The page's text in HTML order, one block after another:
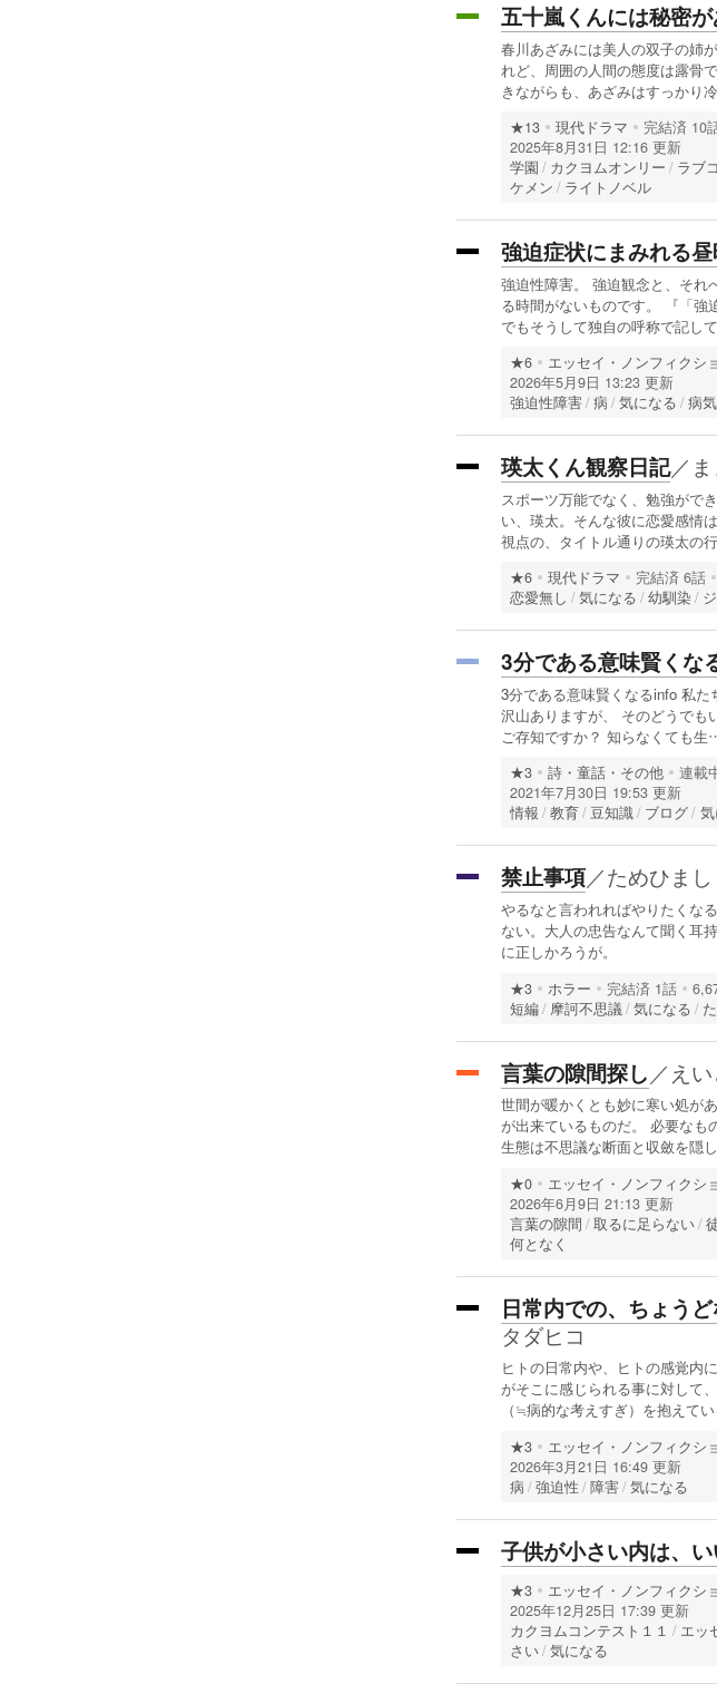
五十嵐くんには秘密が
春川あざみには美人の双子の姉
れど、周囲の人間の態度は露骨
きながらも、あざみはすっかり
★13 現代ドラマ 完結済 10
2025年8月31日 12:16 更新
学園
カクヨムオンリー ラブ
ケメン
ライトノベル
強迫症状にまみれる
強迫性障害。 強迫観念と、それ
る時間がないものです。 『「強
でもそうして独自の呼称で記し
★6 エッセイ・ノンフィクシ
2026年5月9日 13:23 更新
強迫性障害 病 気になる 病気
瑛太くん観察日記／
スポーツ万能でなく、勉強がで
い、瑛太。そんな彼に恋愛感情
視点の、タイトル通りの瑛太の
★6 現代ドラマ 完結済 6話
恋愛無し
気になる 幼馴染
3分である意味賢くな
3分である意味賢くなるinfo 私
沢山ありますが、 そのどうでも
ご存知ですか？ 知らなくても生
★3 詩・童話・その他 連載
2021年7月30日 19:53 更新
情報
教育 豆知識 ブログ
禁止事項／ためひまし
やるなと言われればやりたくな
ない。大人の忠告なんて聞く耳
に正しかろうが。
★3 ホラー 完結済 1話
短編
摩訶不思議 気になる
言葉の隙間探し ／ え
世間が暖かくとも妙に寒い処が
が出来ているものだ。 必要なも
生態は不思議な断面と収斂を隠
★0 エッセイ・ノンフィクシ
2026年6月9日 21:13 更新
言葉の隙間
取るに足らない
何となく
日常内での、ちょうど
タダヒコ
ヒトの日常内や、ヒトの感覚内
がそこに感じられる事に対し
（≒病的な考えすぎ）を抱えて
★3 エッセイ・ノンフィクシ
2026年3月21日 16:49 更新
病
強迫性 障害 気になる
子供が小さい内は、
★3 エッセイ・ノンフィクシ
2025年12月25日 17:39 更新
カクヨムコンテスト１１
エッ
さい 気になる